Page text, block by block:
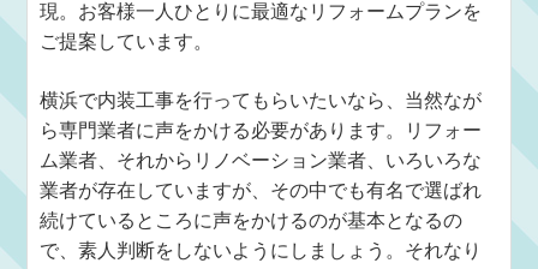
現。お客様一人ひとりに最適なリフォームプランを
ご提案しています。
横浜で内装工事を行ってもらいたいなら、当然なが
ら専門業者に声をかける必要があります。リフォー
ム業者、それからリノベーション業者、いろいろな
業者が存在していますが、その中でも有名で選ばれ
続けているところに声をかけるのが基本となるの
で、素人判断をしないようにしましょう。それなり